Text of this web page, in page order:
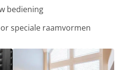
bediening
speciale raamvormen